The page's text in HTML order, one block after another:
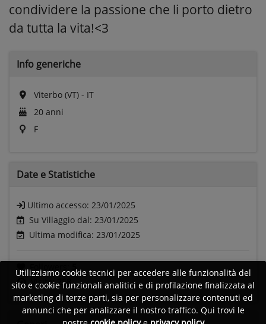
condividere la passione che li porto dietro
da tutta la vita!<3
Info generiche
Viterbo (VT) - IT
20 anni
F
Date e Statistiche
Ultimo accesso: 23/01/2025
Su Villaggio dal: 23/01/2025
Ultima modifica: 23/01/2025
Visite:258
Utilizziamo cookie tecnici per accedere alle funzionalità del
sito e cookie funzionali analitici e di profilazione finalizzata al
marketing di terze parti, sia per personalizzare contenuti ed
annunci che per analizzare il nostro traffico. Qui trovi le